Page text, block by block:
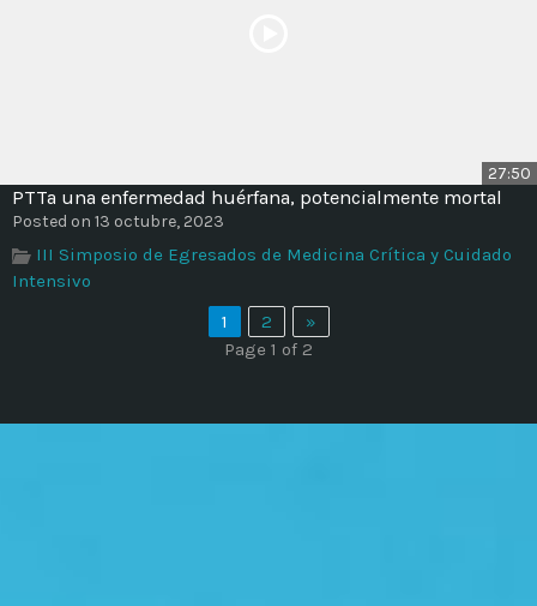
27:50
PTTa una enfermedad huérfana, potencialmente mortal
Posted on 13 octubre, 2023
III Simposio de Egresados de Medicina Crítica y Cuidado
Intensivo
1
2
»
Page 1 of 2